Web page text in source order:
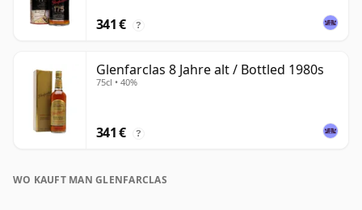
341 € ?
Glenfarclas 8 Jahre alt / Bottled 1980s
75cl • 40%
341 € ?
WO KAUFT MAN GLENFARCLAS